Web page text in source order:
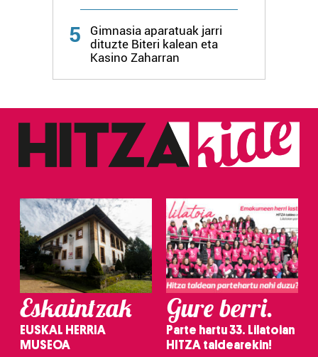
Webgune honek cookie propioak eta hirugarrenen cookie-
fitxategiak erabiltzen ditu. Zure esperientzia eta
zerbitzuak hobetzeko asmoz, cookie teknologiaz
baliatzen gara. Ohar hau onartuz gero, teknologia hori
erabiltzeko baimen esplizitua ematen diguzu.Gehiago
5
Gimnasia aparatuak jarri
dituzte Biteri kalean eta
Kasino Zaharran
Eskaintzak
EUSKAL HERRIA
MUSEOA
Gure berri.
Parte hartu 33. Lilatoian
HITZA taldearekin!